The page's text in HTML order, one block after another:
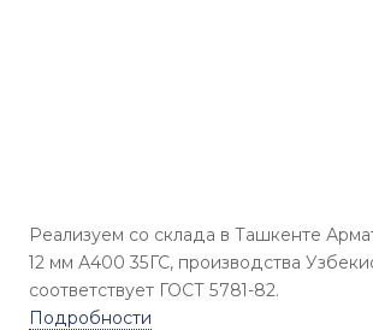
Реализуем со склада в Ташкенте
12 мм А400 35ГС, производства
соответствует ГОСТ 5781-82.
Подробности